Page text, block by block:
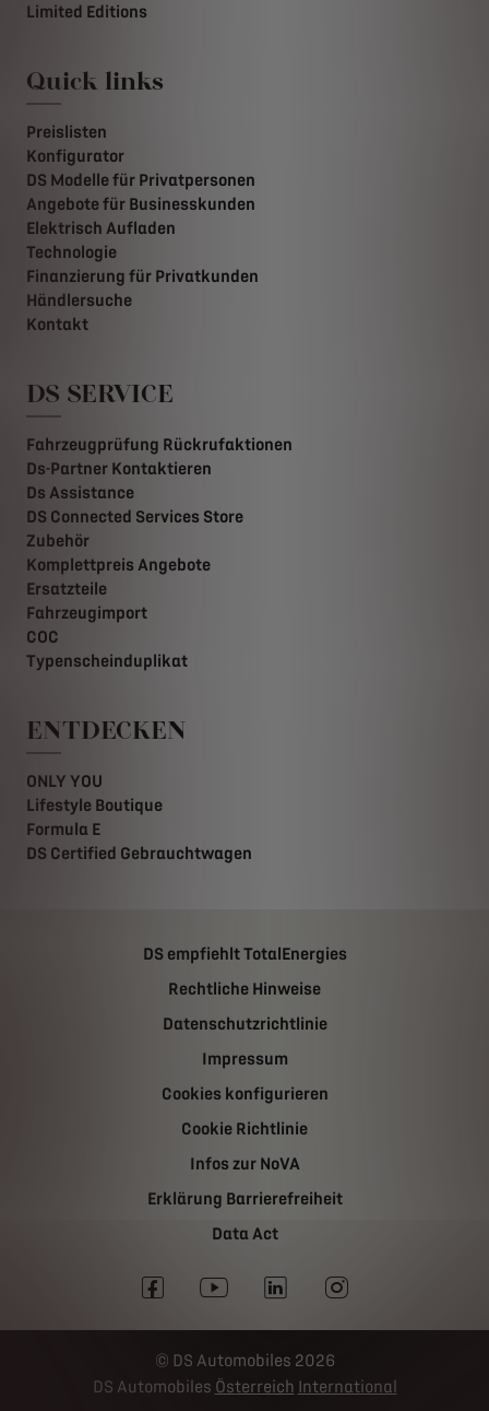
Limited Editions
Quick links
Preislisten
Konfigurator
DS Modelle für Privatpersonen
Angebote für Businesskunden
Elektrisch Aufladen
Technologie
Finanzierung für Privatkunden
Händlersuche
Kontakt
DS SERVICE
Fahrzeugprüfung Rückrufaktionen
Ds-Partner Kontaktieren
Ds Assistance
DS Connected Services Store
Zubehör
Komplettpreis Angebote
Ersatzteile
Fahrzeugimport
COC
Typenscheinduplikat
ENTDECKEN
ONLY YOU
Lifestyle Boutique
Formula E
DS Certified Gebrauchtwagen
DS empfiehlt TotalEnergies
Rechtliche Hinweise
Datenschutzrichtlinie
Impressum
Cookies konfigurieren
Cookie Richtlinie
Infos zur NoVA
Erklärung Barrierefreiheit
Data Act
DS Automobiles 2026
DS Automobiles Österreich International